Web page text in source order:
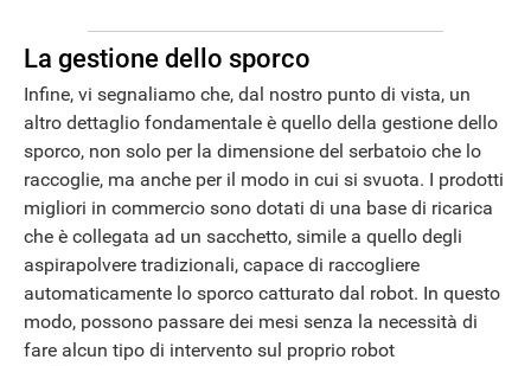
La gestione dello sporco
Infine, vi segnaliamo che, dal nostro punto di vista, un
altro dettaglio fondamentale è quello della gestione dello
sporco, non solo per la dimensione del serbatoio che lo
raccoglie, ma anche per il modo in cui si svuota. I prodotti
migliori in commercio sono dotati di una base di ricarica
che è collegata ad un sacchetto, simile a quello degli
aspirapolvere tradizionali, capace di raccogliere
automaticamente lo sporco catturato dal robot. In questo
modo, possono passare dei mesi senza la necessità di
fare alcun tipo di intervento sul proprio robot